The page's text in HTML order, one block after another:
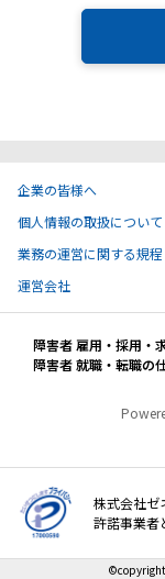
企業の皆様へ
個人情報の取扱について
業務の運営に関する規程
運営会社
障害者 雇用・採用・
障害者 就職・転職の
株式会社ゼ
許諾事業者
©copyright
障害のある新卒学
障害者専門の求人
障害別専門支援の
求人を紹介しても
スカウトを受ける
就職・転職ノウハウ
お問い合わせ・よくあ
お問い合わせ
よくある質問
採用をお考えの企